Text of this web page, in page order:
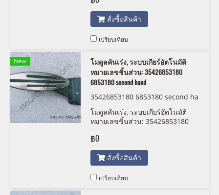
สั่งซื้อสินค้า
เปรียบเทียบ
New
โมดูลคันเร่ง, ระบบเกียร์อัตโนมัติ
หมายเลขชิ้นส่วน: 35426853180
6853180 second hand
35426853180 6853180 second ha
โมดูลคันเร่ง, ระบบเกียร์อัตโนมัติ
หมายเลขชิ้นส่วน: 35426853180
฿0
สั่งซื้อสินค้า
เปรียบเทียบ